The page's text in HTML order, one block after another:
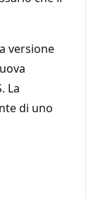
versione
La
di uno